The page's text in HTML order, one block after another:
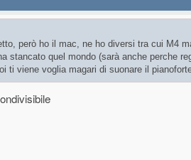
però ho il mac, ne ho diversi tra cui M4
stancato quel mondo (sarà anche perche
ti viene voglia magari di suonare il